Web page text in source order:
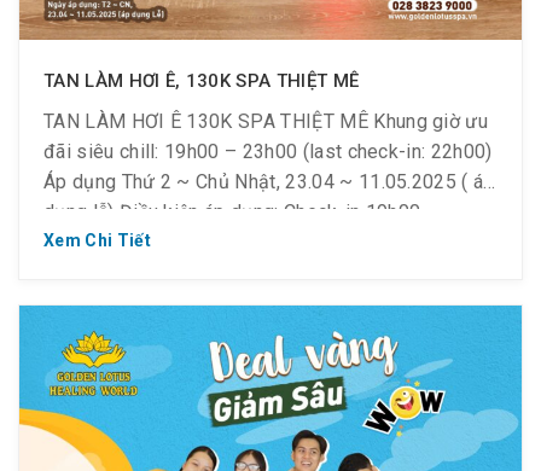
TAN LÀM HƠI Ê, 130K SPA THIỆT MÊ
TAN LÀM HƠI Ê 130K SPA THIỆT MÊ Khung giờ ưu
đãi siêu chill: 19h00 – 23h00 (last check-in: 22h00)
Áp dụng Thứ 2 ~ Chủ Nhật, 23.04 ~ 11.05.2025 ( áp
dụng lễ) Điều kiện áp dụng: Check-in 19h00 –
23h00 (last check-in: 22h00) Like & share fanpage
Xem Chi Tiết